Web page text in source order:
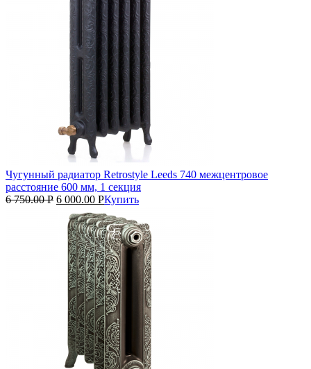
Чугунный радиатор Retrostyle Leeds 740 межцентровое
расстояние 600 мм, 1 секция
6 750.00Р 6 000.00 РКупить